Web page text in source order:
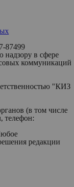
87499
надзору в сфере
коммуникаций
"КИЗ
(в том числе
телефон:
редакции